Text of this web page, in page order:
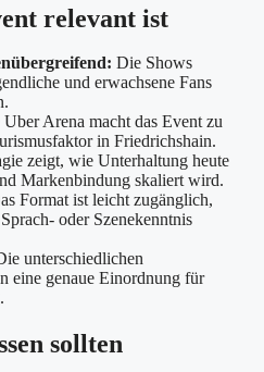
relevant ist
Die Shows
und erwachsene Fans
Arena macht das Event zu
in Friedrichshain.
zeigt, wie Unterhaltung heute
Markenbindung skaliert wird.
Format ist leicht zugänglich,
oder Szenekenntnis
unterschiedlichen
eine genaue Einordnung für
sollten